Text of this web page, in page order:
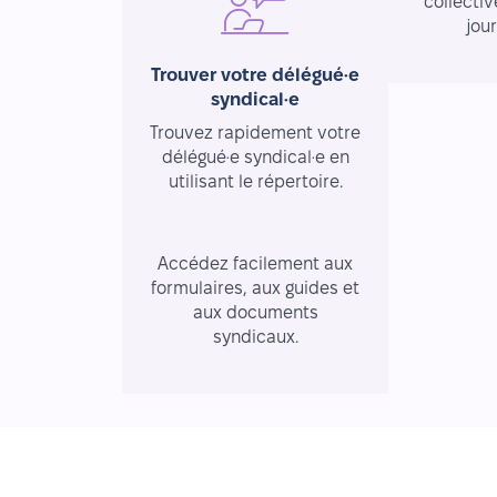
Trouver votre délégué·e
syndical·e
Trouvez rapidement votre
délégué·e syndical·e en
utilisant le répertoire.
Accédez facilement aux
formulaires, aux guides et
aux documents
syndicaux.